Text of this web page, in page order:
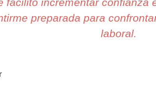
facilitó incrementar confianza
preparada para
laboral.